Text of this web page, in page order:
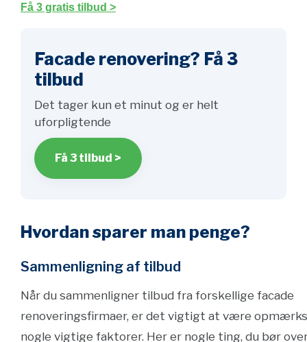
Få 3 gratis tilbud >
Facade renovering? Få 3
tilbud
Det tager kun et minut og er helt
uforpligtende
Få 3 tilbud >
Hvordan sparer man penge?
Sammenligning af tilbud
Når du sammenligner tilbud fra forskellige facade
renoveringsfirmaer, er det vigtigt at være
nogle vigtige faktorer. Her er nogle ting, du bør